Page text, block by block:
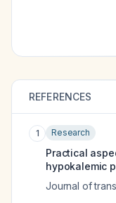
REFERENCES
1 Research
Practical
hypokalemic
Journal of